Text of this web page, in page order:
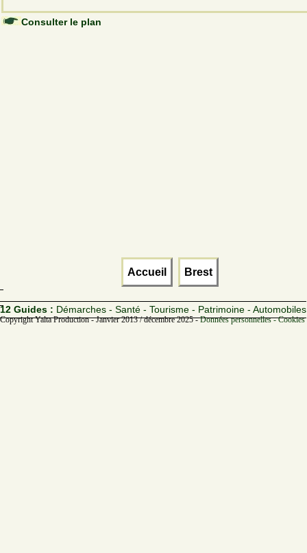
Consulter le plan
Accueil Brest
12 Guides : Démarches - Santé - Tourisme - Patrimoine - Automobiles
Copyright Yalta Production - Janvier 2013 / décembre 2025 -Données personnelles -